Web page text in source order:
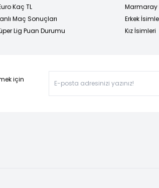
Kaç TL
Maç Sonuçları
Lig Puan Durumu
Marmaray
Erkek
Kız İsimleri
için